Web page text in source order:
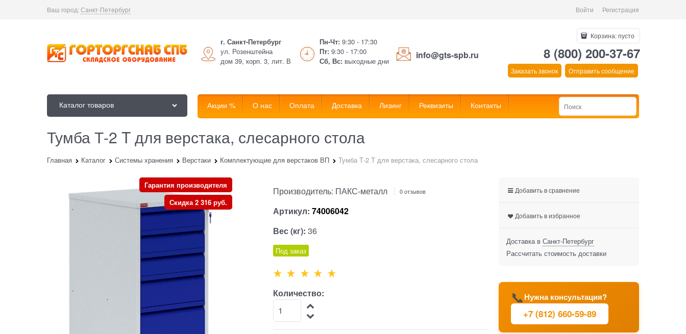
Ваш город:Санкт-Петербург Войти Регистрация
г. Санкт-Петербург
ул. Розенштейна
дом 39, корп. 3, лит. В
Пн-Чт: 9:30 - 17:30
Пт: 9:30 - 17:00
Сб, Вс: выходные дни
info@gts-spb.ru
Корзина:пусто
8 (800) 200-37-67
Заказать звонок Отправить сообщение
Каталог товаров Акции % О нас Оплата Доставка Лизинг Реквизиты Контакты
Тумба Т-2 T для верстака, слесарного стола
Главная Каталог Системы хранения Верстаки Комплектующие для верстаков ВП Тумба Т-2 T для верстака, слесарного стола
Гарантия производителя
Скидка 2 316 руб.
Производитель: ПАКС-металл 0 отзывов
Артикул: 74006042
Вес (кг): 36
Под заказ
Количество: 📞Нужна консультация?
+7 (812) 660-59-89
Добавить в сравнение
Добавить в избранное
Доставка в Санкт-Петербург
Рассчитать стоимость доставки